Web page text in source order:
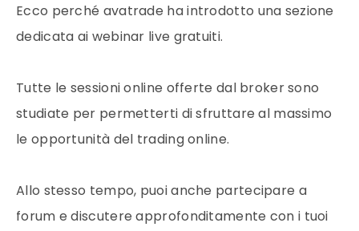
Ecco perché avatrade ha introdotto una sezione
dedicata ai webinar live gratuiti.
Tutte le sessioni online offerte dal broker sono
studiate per permetterti di sfruttare al massimo
le opportunità del trading online.
Allo stesso tempo, puoi anche partecipare a
forum e discutere approfonditamente con i tuoi